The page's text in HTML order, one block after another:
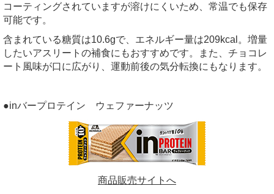
コーティングされていますが溶けにくいため、常温でも保存
可能です。
含まれている糖質は10.6gで、エネルギー量は209kcal。増量
したいアスリートの補食にもおすすめです。また、チョコレ
ート風味が口に広がり、運動前後の気分転換にもなります。
●inバープロテイン ウェファーナッツ
商品販売サイトへ